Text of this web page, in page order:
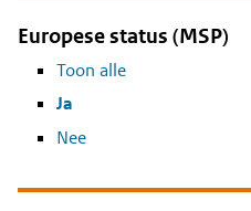
Europese status (MSP)
Toon alle
Ja
Nee